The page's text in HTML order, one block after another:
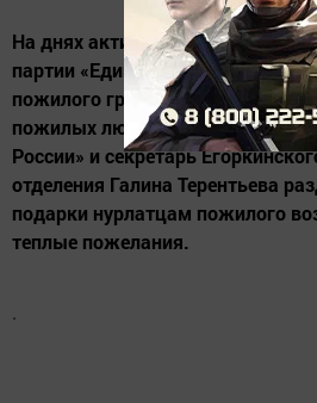
На днях активисты Нурлатского
партии «Единая Россия»
пожилого гражданина",
пожилых людей. Члены
России» и секретарь
отделения Галина Терентьева
подарки нурлатцам пожилого
теплые пожелания.
.